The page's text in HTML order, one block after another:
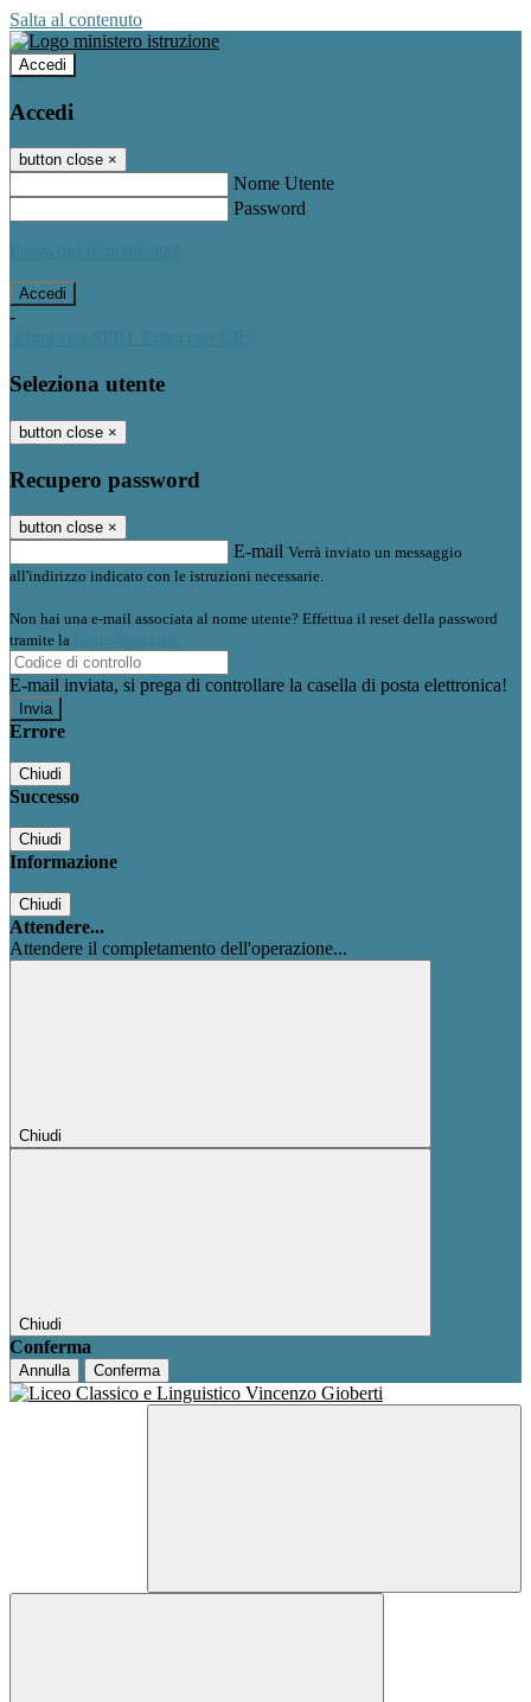
Salta al contenuto
Accedi
Accedi
button close ×
Nome Utente
Password
-
Seleziona utente
button close ×
Recupero password
button close ×
E-mail Verrà inviato un messaggio
all'indirizzo indicato con le istruzioni necessarie.
Non hai una e-mail associata al nome utente? Effettua il reset della password
tramite la
E-mail inviata, si prega di controllare la casella di posta elettronica!
Errore
Chiudi
Successo
Chiudi
Informazione
Chiudi
Attendere...
Attendere il completamento dell'operazione...
Chiudi
Chiudi
Conferma
Annulla Conferma